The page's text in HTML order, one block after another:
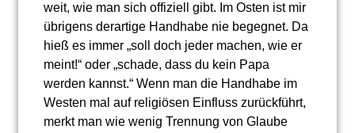
weit, wie man sich offiziell gibt. Im Osten ist mir
übrigens derartige Handhabe nie begegnet. Da
hieß es immer „soll doch jeder machen, wie er
meint!“ oder „schade, dass du kein Papa
werden kannst.“ Wenn man die Handhabe im
Westen mal auf religiösen Einfluss zurückführt,
merkt man wie wenig Trennung von Glaube